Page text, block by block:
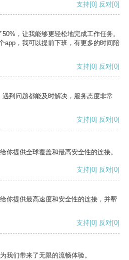
支持[0] 反对[0]
，让我能够更轻松地完成工作任务。
app，我可以提前下班，有更多的时间陪
支持[0] 反对[0]
到问题都能及时解决，服务态度非常
支持[0] 反对[0]
你提供全球覆盖和最高安全性的连接。
支持[0] 反对[0]
你提供最高速度和安全性的连接，并帮
支持[0] 反对[0]
我们带来了无限的流畅体验。